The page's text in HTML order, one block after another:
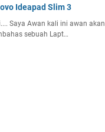
Ideapad Slim 3
Saya Awan kali ini awan akan
sebuah Lapt…